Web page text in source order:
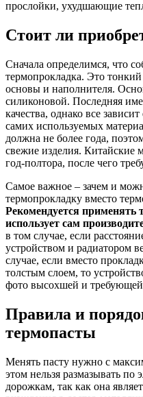
прослойки, ухудшающие
Стоит ли
Сначала определимся, что
термопрокладка. Это
основы и наполнителя.
силиконовой. Последняя
качества, однако все
самих используемых
должна не более года,
свежие изделия. Китайские
год-полтора, после чего
Самое важное – зачем и
термопрокладку вместо
Рекомендуется применять
использует сам
в том случае, если
устройством и радиатором
случае, если вместо
толстым слоем, то
фото высохшей и
Правила и
термопасты
Менять пасту нужно с
этом нельзя размазывать
дорожкам, так как она